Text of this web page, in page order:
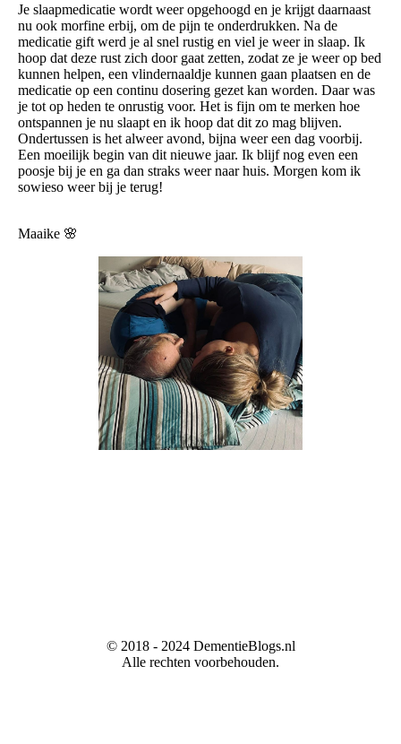
Je slaapmedicatie wordt weer opgehoogd en je krijgt daarnaast
nu ook morfine erbij, om de pijn te onderdrukken. Na de
medicatie gift werd je al snel rustig en viel je weer in slaap. Ik
hoop dat deze rust zich door gaat zetten, zodat ze je weer op bed
kunnen helpen, een vlindernaaldje kunnen gaan plaatsen en de
medicatie op een continu dosering gezet kan worden. Daar was
je tot op heden te onrustig voor. Het is fijn om te merken hoe
ontspannen je nu slaapt en ik hoop dat dit zo mag blijven.
Ondertussen is het alweer avond, bijna weer een dag voorbij.
Een moeilijk begin van dit nieuwe jaar. Ik blijf nog even een
poosje bij je en ga dan straks weer naar huis. Morgen kom ik
sowieso weer bij je terug!
Maaike 🌸
© 2018 - 2024 DementieBlogs.nl
Alle rechten voorbehouden.